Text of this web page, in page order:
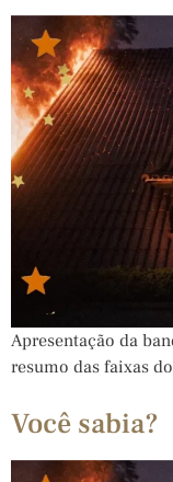
Apresentação da
resumo das faixas
Você sabia?